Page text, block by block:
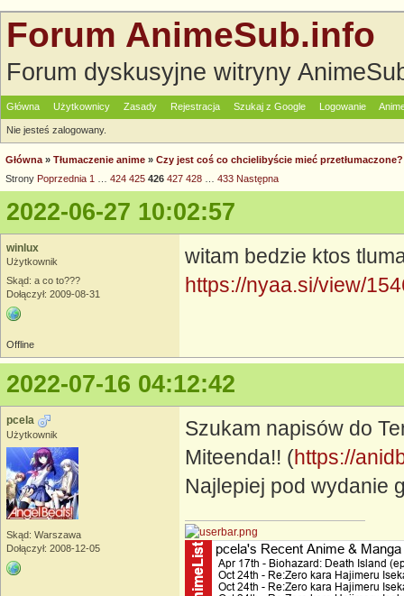
Forum AnimeSub.info
Forum dyskusyjne witryny
Główna Użytkownicy Zasady Rejestracja Szukaj z Google Logowanie
Nie jesteś zalogowany.
Główna » Tłumaczenie anime » Czy jest coś co chcielibyście mieć
Strony Poprzednia 1 424 425 426 427 428 433 Następna
2022-06-27 10:02:57
winlux
Użytkownik
Skąd: a co to???
Dołączył: 2009-08-31
witam bedzie ktos
https://nyaa.si/view/
Offline
2022-07-16 04:12:42
pcela
Użytkownik
Skąd: Warszawa
Dołączył: 2008-12-05
Szukam napisów do
Miteenda!! (https://
Najlepiej pod wydanie